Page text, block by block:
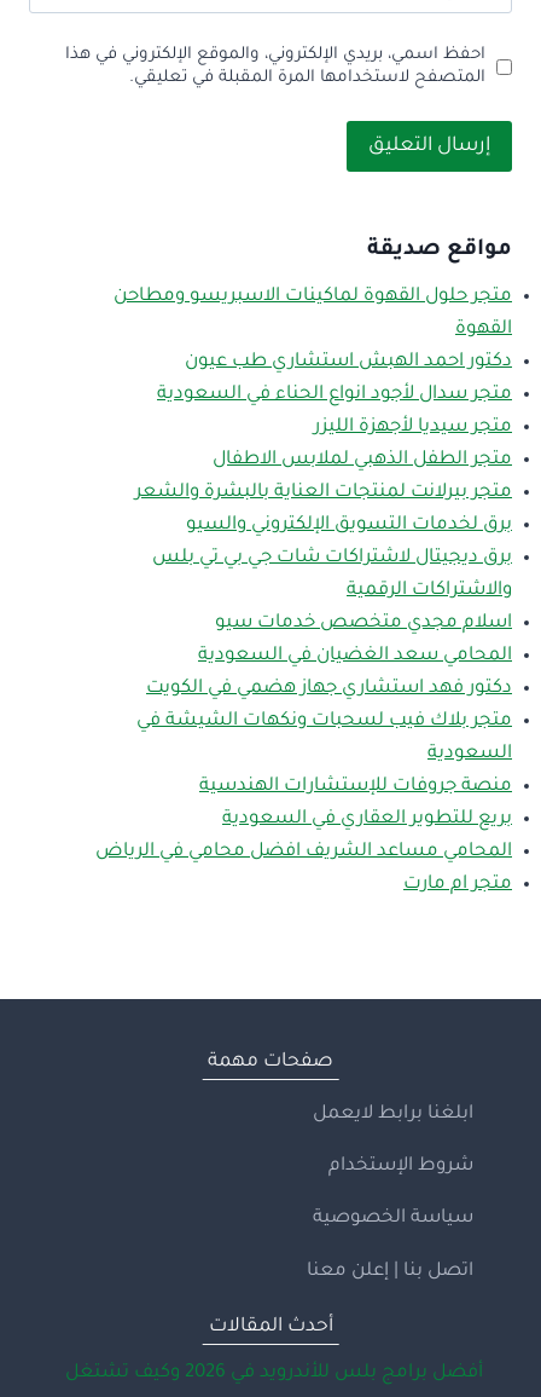
احفظ اسمي، بريدي الإلكتروني، والموقع الإلكتروني في هذا
المتصفح لاستخدامها المرة المقبلة في تعليقي.
مواقع صديقة
متجر حلول القهوة لماكينات الاسبريسو ومطاحن
القهوة
دكتور احمد الهبش استشاري طب عيون
متجر سدال لأجود انواع الحناء في السعودية
متجر سيديا لأجهزة الليزر
متجر الطفل الذهبي لملابس الاطفال
متجر بيرلانت لمنتجات العناية بالبشرة والشعر
برق لخدمات التسويق الإلكتروني والسيو
برق ديجيتال لاشتراكات شات جي بي تي بلس
والاشتراكات الرقمية
اسلام مجدي متخصص خدمات سيو
المحامي سعد الغضيان في السعودية
دكتور فهد استشاري جهاز هضمي في الكويت
متجر بلاك فيب لسحبات ونكهات الشيشة في
السعودية
منصة جروفات للإستشارات الهندسية
بريع للتطوير العقاري في السعودية
المحامي مساعد الشريف افضل محامي في الرياض
متجر ام مارت
صفحات مهمة
ابلغنا برابط لايعمل
شروط الإستخدام
سياسة الخصوصية
اتصل بنا | إعلن معنا
أحدث المقالات
أفضل برامج بلس للأندرويد في 2026 وكيف تشتغل